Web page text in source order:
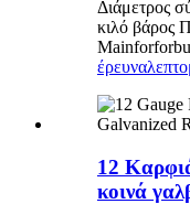
Διάμετρος
κιλό βάρος
έρευνα
12
κοινά